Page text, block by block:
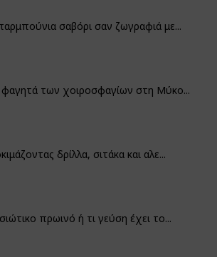
σαβόρι σαν ζωγραφιά με...
φαγητά των χοιροσφαγίων στη Μύκο...
δρίλλα, σιτάκα και αλε...
πρωινό ή τι γεύση έχει το...